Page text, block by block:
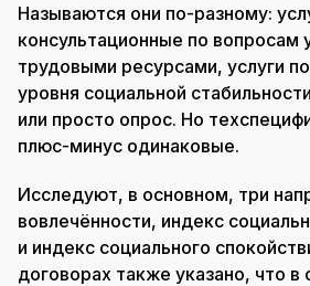
Называются они по-разному:
консультационные по вопросам
трудовыми ресурсами, услуги
уровня социальной
или просто опрос. Но
плюс-минус одинаковые.
Исследуют, в основном, три
вовлечённости, индекс
и индекс социального
договорах также указано, что в